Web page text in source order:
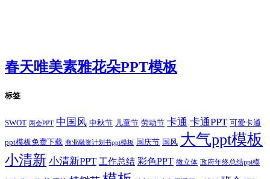
春天唯美素雅花朵PPT模板
标签
SWOT 两会PPT 中国风 中秋节 儿童节 劳动节 卡通 卡通PPT 可爱卡通
ppt模板免费下载 商业融资计划书ppt模板 国庆节 国风 大气ppt模板
小清新 小清新PPT 工作总结 彩色PPT 微立体 政府年终总结ppt模